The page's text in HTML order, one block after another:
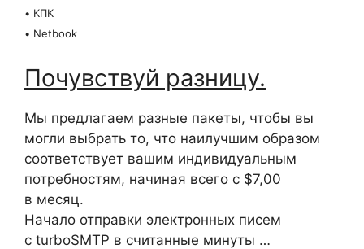
• КПК
• Netbook
Почувствуй разницу.
Мы предлагаем разные пакеты, чтобы вы
могли выбрать то, что наилучшим образом
соответствует вашим индивидуальным
потребностям, начиная всего с $7,00
в месяц.
Начало отправки электронных писем
с turboSMTP в считанные минуты …